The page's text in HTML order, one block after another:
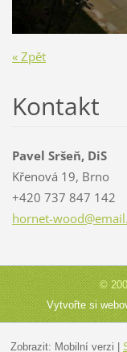
« Zpět
Kontakt
Pavel Sršeň, DiS
Křenová 19, Brno
+420 737 847 142
hornet-wood@emai
©
Vytvořte si
Zobrazit: Mobilní verzi